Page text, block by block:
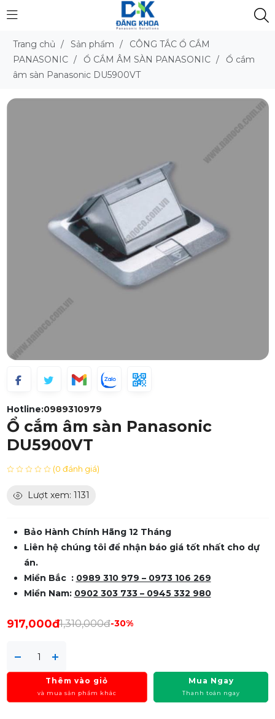
Trang chủ / Sản phẩm /
CÔNG TẮC Ổ CẮM
PANASONIC / Ổ CẮM ÂM SÀN PANASONIC /
Ổ cắm
âm sàn Panasonic DU5900VT
Hotline:0989310979
Ổ cắm âm sàn Panasonic
DU5900VT
(0 đánh giá)
Lượt xem: 1131
Bảo Hành Chính Hãng 12 Tháng
Liên hệ chúng tôi để nhận báo giá tốt nhất cho dự
án.
Miền Bắc : 0989 310 979 – 0973 106 269
Miền Nam: 0902 303 733 – 0945 332 980
917,000đ1,310,000đ-30%
Thêm vào giỏ
và mua sản phẩm khác
Mua Ngay
Thanh toán ngay